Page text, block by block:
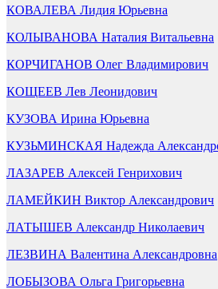
КОВАЛЕВА Лидия Юрьевна
КОЛЫВАНОВА Наталия Витальевна
КОРЧИГАНОВ Олег Владимирович
КОЩЕЕВ Лев Леонидович
КУЗОВА Ирина Юрьевна
КУЗЬМИНСКАЯ Надежда
ЛАЗАРЕВ Алексей Генрихович
ЛАМЕЙКИН Виктор Александрович
ЛАТЫШЕВ Александр Николаевич
ЛЕЗВИНА Валентина Александровна
ЛОБЫЗОВА Ольга Григорьевна